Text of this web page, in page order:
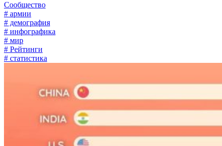
Сообщество
# армии
# демография
# инфографика
# мир
# Рейтинги
# статистика